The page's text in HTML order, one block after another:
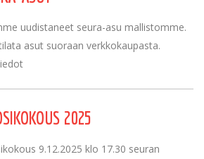
uudistaneet seura-asu mallistomme.
asut suoraan verkkokaupasta.
2025
9.12.2025 klo 17.30 seuran